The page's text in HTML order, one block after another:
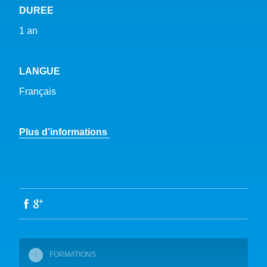
DUREE
1 an
LANGUE
Français
Plus d’informations
FORMATIONS